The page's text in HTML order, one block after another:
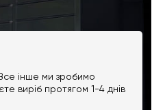
інше ми зробимо
виріб протягом 1-4 днів